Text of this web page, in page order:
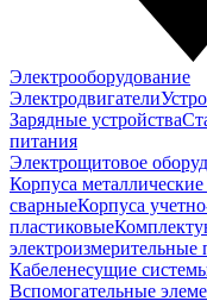
Электрооборудование
Электродвигатели
Зарядные устройства
питания
Электрощитовое
Корпуса
сварныеКорпуса
пластиковые
Кабеленесущие
Вспомогательные